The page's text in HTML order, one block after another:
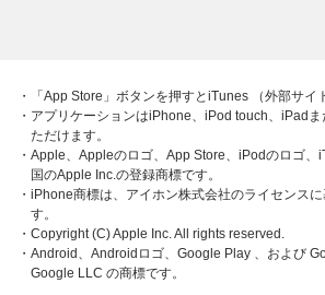
・「App Store」ボタンを押すとiTunes （外部サイ
・アプリケーションはiPhone、iPod touch、iPad
ただけます。
・Apple、Appleのロゴ、App Store、iPodのロゴ
国のApple Inc.の登録商標です。
・iPhone商標は、アイホン株式会社のライセンス
す。
・Copyright (C) Apple Inc. All rights reserved.
・Android、Androidロゴ、Google Play 、および
Google LLC の商標です。